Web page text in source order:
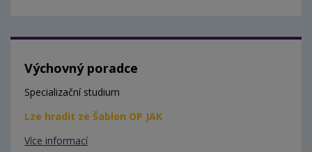
Výchovný poradce
Specializační studium
Lze hradit ze Šablon OP JAK
Více informací